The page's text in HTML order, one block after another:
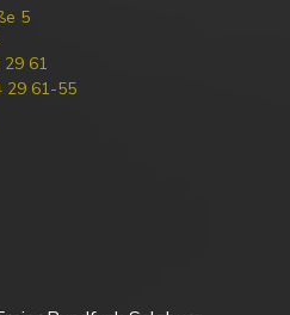
5
61
29 61-55